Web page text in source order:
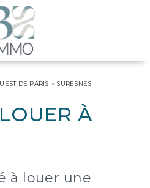
DE PARIS > SURESNES
À
à louer une